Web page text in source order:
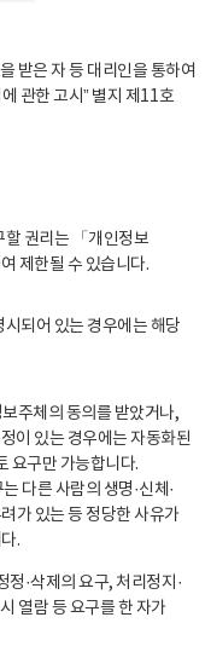
받은 자 등 대리인을 통하여
관한 고시” 별지 제11호
할 권리는 「개인정보
제한될 수 있습니다.
되어 있는 경우에는 해당
주체의 동의를 받았거나,
이 있는 경우에는 자동화된
요구만 가능합니다.
다른 사람의 생명·신체·
가 있는 등 정당한 사유가
.
정·삭제의 요구, 처리정지·
열람 등 요구를 한 자가